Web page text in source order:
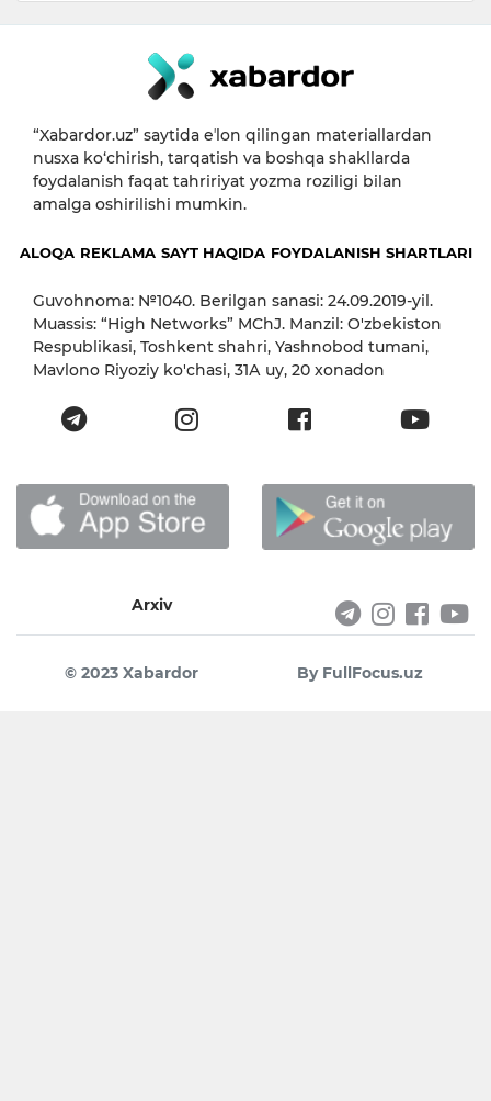
“Xabardor.uz” saytida eʼlon qilingan materiallardan
nusxa ko‘chirish, tarqatish va boshqa shakllarda
foydalanish faqat tahririyat yozma roziligi bilan
amalga oshirilishi mumkin.
ALOQA REKLAMA SAYT HAQIDA FOYDALANISH SHARTLARI
Guvohnoma: №1040. Berilgan sanasi: 24.09.2019-yil.
Muassis: “High Networks” MChJ. Manzil: O'zbekiston
Respublikasi, Toshkent shahri, Yashnobod tumani,
Mavlono Riyoziy ko'chasi, 31А uy, 20 xonadon
Arxiv
© 2023 Xabardor By FullFocus.uz